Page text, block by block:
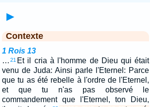
►
Contexte
1 Rois 13
… 21 Et il cria à l'homme de Dieu qui était
venu de Juda: Ainsi parle l'Eternel: Parce
que tu as été rebelle à l'ordre de l'Eternel,
et que tu n'as pas observé le
commandement que l'Eternel, ton Dieu,